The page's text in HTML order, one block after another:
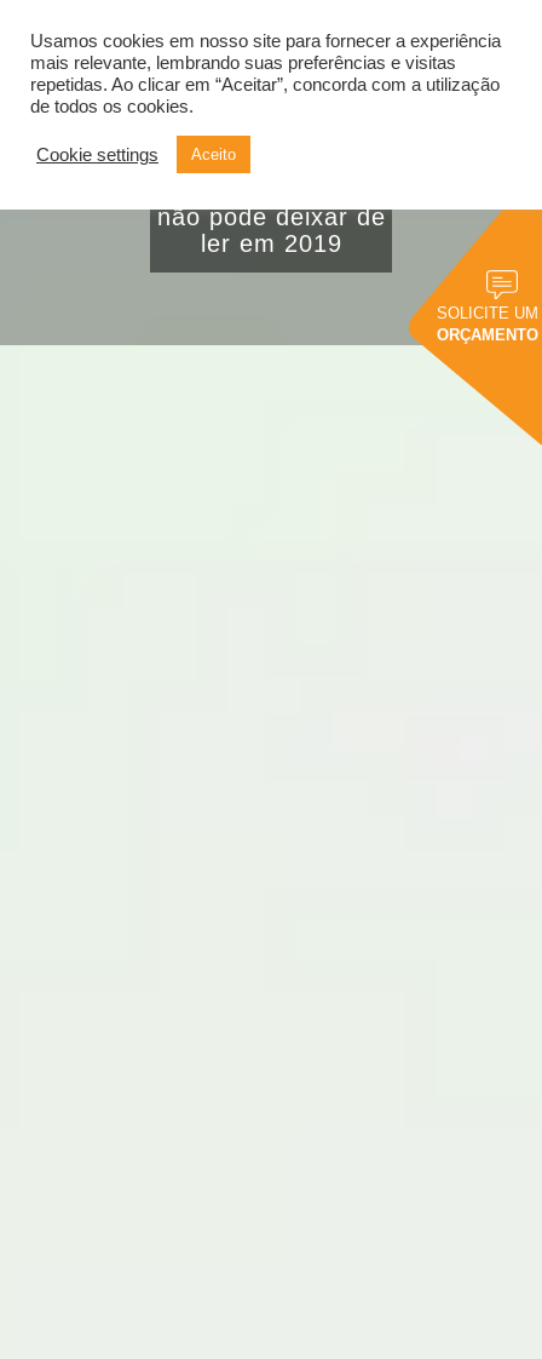
SOLICITE UM
ORÇAMENTO
Alternar
4 livros de BI
não pode deixar de
ler em 2019
Usamos cookies em nosso site para fornecer a experiência
mais relevante, lembrando suas preferências e visitas
repetidas. Ao clicar em “Aceitar”, concorda com a utilização
de todos os cookies.
Cookie settings Aceito